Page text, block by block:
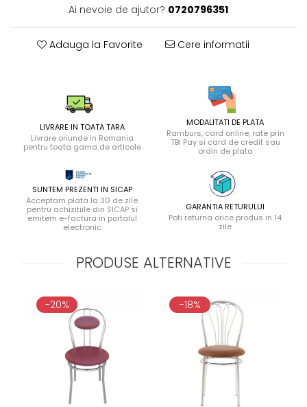
Ai nevoie de ajutor? 0720796351
Adauga la Favorite Cere informatii
LIVRARE IN TOATA TARA
Livrare oriunde in Romania
pentru toata gama de articole
MODALITATI DE PLATA
Ramburs, card online, rate prin
TBI Pay si card de credit sau
ordin de plata
SUNTEM PREZENTI IN SICAP
Acceptam plata la 30 de zile
pentru achizitiile din SICAP si
emitem e-factura in portalul
electronic
GARANTIA RETURULUI
Poti returna orice produs in 14
zile
PRODUSE ALTERNATIVE
-20% -18%